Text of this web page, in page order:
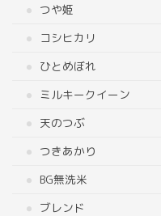
つや姫
コシヒカリ
ひとめぼれ
ミルキークイーン
天のつぶ
つきあかり
BG無洗米
ブレンド